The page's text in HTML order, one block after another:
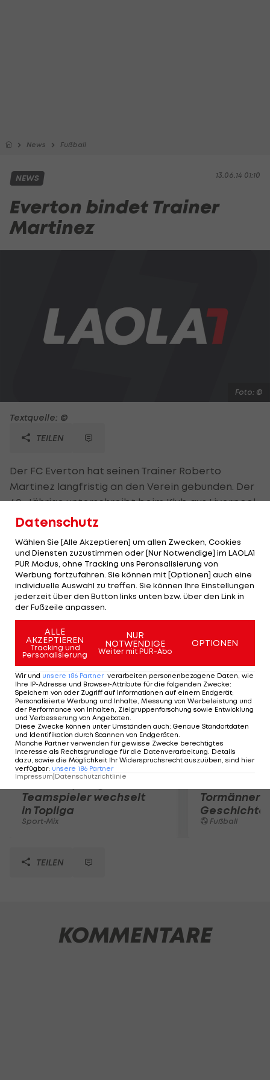
News Fußball
13.06.14 01:10
NEWS
Everton bindet Trainer
Martinez
Foto: ©
Textquelle: ©
TEILEN
Der FC Everton hat seinen Trainer Roberto
Martinez langfristig an den Verein gebunden. Der
40-Jährige unterschreibt beim Klub aus Liverpool
einen neuen Fünfjahres-Vertrag. Martinez hatte
übernommen, damit die Nachfolge des damals zu
Manchester United abgewanderten David Moyes
angetreten und schaffte es mit der Mannschaft in
die Europa League. Zum ersten Mal seit 2010 sind
die Toffees damit wieder international vertreten.
Mehr zum Thema
Karrieresprung! ÖVV-
Teamspieler wechselt
in Topliga
Sport-Mix
Tormänner
Geschichte
Fußball
TEILEN
KOMMENTARE
Datenschutz
Wählen Sie [Alle Akzeptieren] um allen Zwecken, Cookies
und Diensten zuzustimmen oder [Nur Notwendige] im LAOLA1
PUR Modus, ohne Tracking uns Peronsalisierung von
Werbung fortzufahren. Sie können mit [Optionen] auch eine
individuelle Auswahl zu treffen. Sie können Ihre Einstellungen
jederzeit über den Button links unten bzw. über den Link in
der Fußzeile anpassen.
ALLE
AKZEPTIEREN
Tracking und
Personalisierung
NUR
NOTWENDIGE
Weiter mit PUR-Abo
OPTIONEN
Wir und unsere 186 Partner verarbeiten personenbezogene Daten, wie
Ihre IP-Adresse und Browser-Attribute für die folgenden Zwecke:
Speichern von oder Zugriff auf Informationen auf einem Endgerät;
Personalisierte Werbung und Inhalte, Messung von Werbeleistung und
der Performance von Inhalten, Zielgruppenforschung sowie Entwicklung
und Verbesserung von Angeboten.
Diese Zwecke können unter Umständen auch: Genaue Standortdaten
und Identifikation durch Scannen von Endgeräten.
Manche Partner verwenden für gewisse Zwecke berechtigtes
Interesse als Rechtsgrundlage für die Datenverarbeitung. Details
dazu, sowie die Möglichkeit Ihr Widerspruchsrecht auszuüben, sind hier
verfügbar: unsere 186 Partner
Impressum Datenschutzrichtlinie